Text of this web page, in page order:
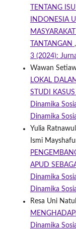
TENTANG
INDONESIA
TANTANGAN ,
3 (2024):
Wawan
LOKAL
STUDI
Dinamika
Dinamika
Yulia
Ismi
APUD
Dinamika
Dinamika
Resa Uni
Dinamika